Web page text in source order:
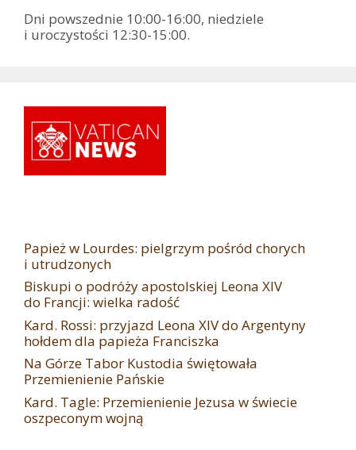
Dni powszednie 10:00-16:00, niedziele
i uroczystości 12:30-15:00.
Papież w Lourdes: pielgrzym pośród chorych
i utrudzonych
Biskupi o podróży apostolskiej Leona XIV
do Francji: wielka radość
Kard. Rossi: przyjazd Leona XIV do Argentyny
hołdem dla papieża Franciszka
Na Górze Tabor Kustodia świętowała
Przemienienie Pańskie
Kard. Tagle: Przemienienie Jezusa w świecie
oszpeconym wojną